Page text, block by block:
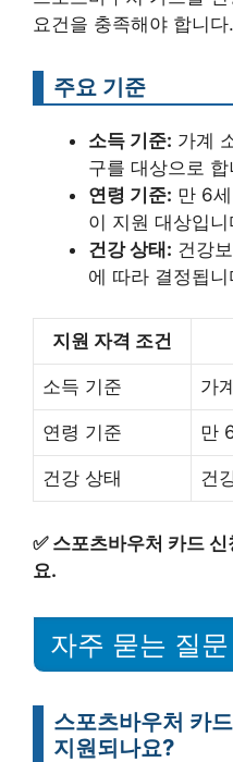
요건을 충족해야 합니다.
주요 기준
소득 기준: 가계
구를 대상으로 합
연령 기준: 만 6
이 지원 대상입니
건강 상태: 건강
에 따라 결정됩니
지원 자격 조건
소득 기준 가
연령 기준 만
건강 상태 건
✅ 스포츠바우처 카드
요.
자주 묻는 질
스포츠바우처 카
지원되나요?